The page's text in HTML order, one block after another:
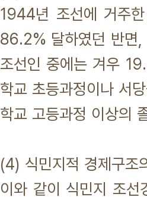
1944년 조선에 거주
86.2% 달하였던 반면,
조선인 중에는 겨우
학교 초등과정이나 서
학교 고등과정 이상의
(4) 식민지적 경제구조
이와 같이 식민지 조선